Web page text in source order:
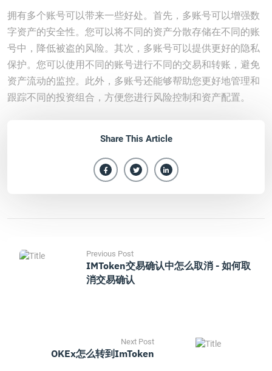
拥有多个账号可以带来一些好处。首先，多账号可以增强数
字资产的安全性。您可以将不同的资产分散存储在不同的账
号中，降低被盗的风险。其次，多账号可以提供更好的隐私
保护。您可以使用不同的账号进行不同的交易和转账，避免
资产流动的监控。此外，多账号还能够帮助您更好地管理和
跟踪不同的投资组合，方便您进行风险控制和资产配置。
Share This Article
Previous Post
IMToken交易确认中怎么取消 - 如何取
消交易确认
Next Post
OKEx怎么转到imToken